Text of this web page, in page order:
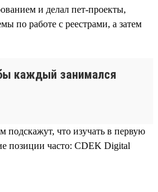
и делал пет-проекты,
по работе с реестрами, а затем
каждый занимался
подскажут, что изучать в первую
позиции часто: CDEK Digital